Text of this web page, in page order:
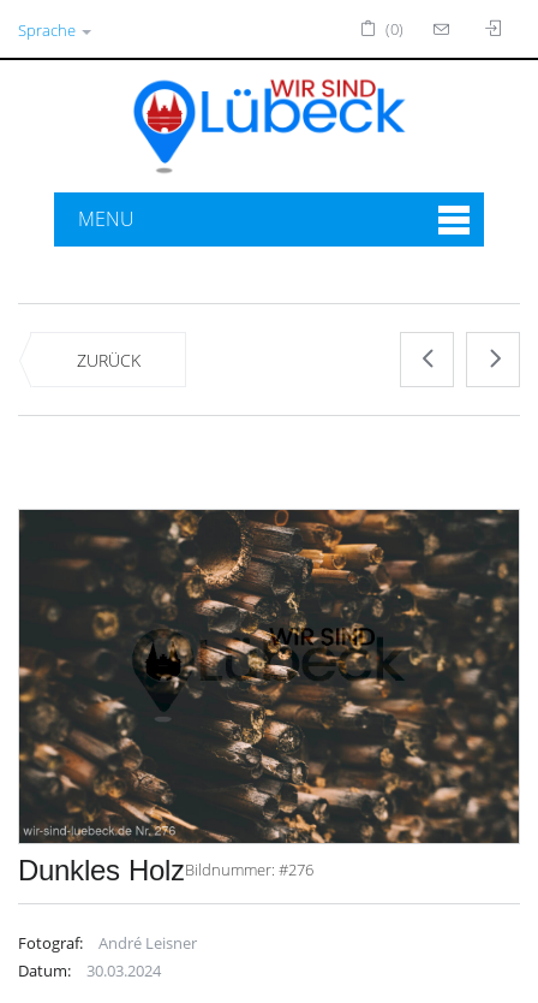
Sprache (0)
MENU
ZURÜCK
Dunkles HolzBildnummer: #276
Fotograf:
André Leisner
Datum:
30.03.2024